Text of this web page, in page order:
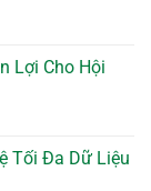
Lợi Cho Hội
Tối Đa Dữ Liệu